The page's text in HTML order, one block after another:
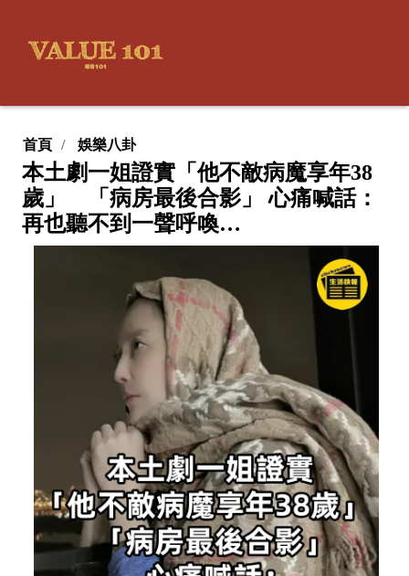
首頁 娛樂八卦
本土劇一姐證實「他不敵病魔享年38
歲」 「病房最後合影」 心痛喊話：
再也聽不到一聲呼喚…